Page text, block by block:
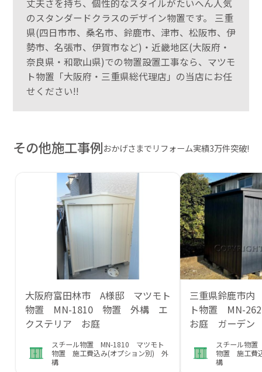
丈夫さを持ち、個性的なスタイルがたいへん人気
のスタンダードクラスのデザイン物置です。 三重
県(四日市市、桑名市、鈴鹿市、津市、松阪市、伊
勢市、名張市、伊賀市など)・近畿地区(大阪府・
奈良県・和歌山県)での物置設置工事なら、マツモ
ト物置「大阪府・三重県総代理店」の当店にお任
せください!!
その他施工事例おかげさまでリフォーム実績3万件突破!
大阪府富田林市 A様邸 マツモト
物置 MN-1810 物置 外構 エ
クステリア お庭
スチール物置 MN-1810 マツモト
物置 施工費込み(オプション別) 外
構
三重県鈴鹿市
ト物置 MN-
お庭 ガーデン
スチール物
物置 施工費
構